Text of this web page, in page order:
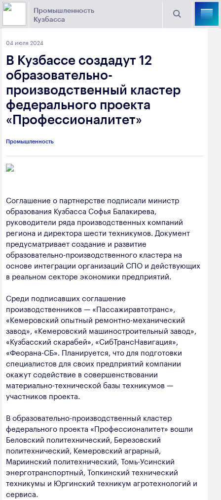
Промышленность
Кузбасса
Поиск
Торговая площадка Кузбасса
Выберите отрасль
Угольная промышленность
Горно-металлургическая промышленность
Химическая промышленность
Электроэнергетика
Промышленность строительных материалов
Добыча общераспространенных
полезных ископаемых
Лёгкая промышленность
Лесная промышленность
Предприятия
Новости
промышленности
650000, г. Кемерово, пр. Советский, 63
dprom@ako.ru
Создание сайта — Мэйк
04 июля 2024
В Кузбассе создадут 12
образовательно-
производственный кластер
федерального проекта
«Профессионалитет»
Промышленность
Соглашение о партнерстве подписали министр
образования Кузбасса Софья Балакирева,
руководители ряда производственных компаний
региона и директора шести техникумов. Документ
предусматривает создание и развитие
образовательно-производственного кластера на
основе интеграции организаций СПО и действующих
в реальном секторе экономики предприятий.
Среди подписавших соглашение
производственников — «Пассажиравтотранс»,
«Кемеровский опытный ремонтно-механический
завод», «Кемеровский машиностроительный завод»,
«Кузбасский скарабей», «СибТрансНавигация»,
«Феорана-СБ». Планируется, что для подготовки
специалистов для своих предприятий компании
окажут содействие в совершенствовании
материально-технической базы техникумов —
участников проекта.
В образовательно-производственный кластер
федерального проекта «Профессионалитет» вошли
Беловский политехнический, Березовский
политехнический, Кемеровский аграрный,
Мариинский политехнический, Томь-Усинский
энерготранспортный, Топкинский технический
техникумы и Юргинский техникум агротехнологий и
сервиса.